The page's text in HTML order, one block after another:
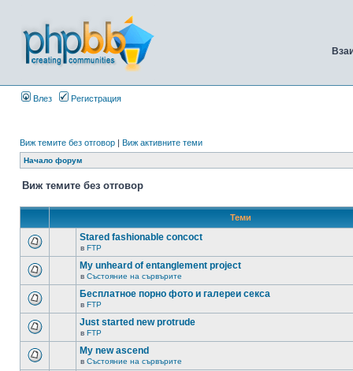
Влез Регистрация
Виж темите без отговор | Виж активните теми
Начало форум
Виж темите без отговор
Теми
Stared fashionable concoct
в FTP
My unheard of entanglement project
в Състояние на сървърите
Бесплатное порно фото и галереи секса
в FTP
Just started new protrude
в FTP
My new ascend
в Състояние на сървърите